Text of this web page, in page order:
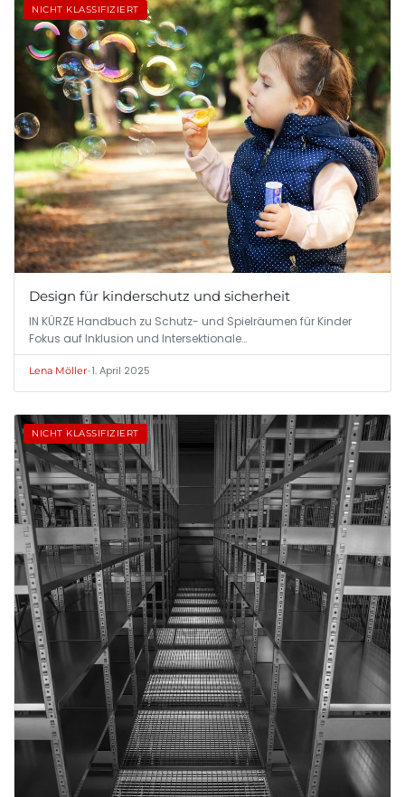
NICHT KLASSIFIZIERT
Design für kinderschutz und sicherheit
IN KÜRZE Handbuch zu Schutz- und Spielräumen für Kinder
Fokus auf Inklusion und Intersektionale…
Lena Möller•1. April 2025
NICHT KLASSIFIZIERT